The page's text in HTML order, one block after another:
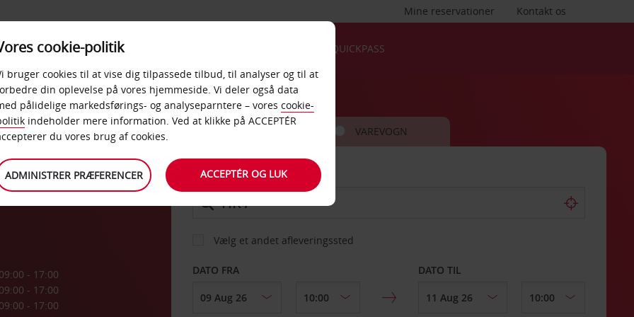
Kontakt os
Mine reservationer
PRODUKTER &
KONTORER
QUICKPASS
09:00 - 17:00
09:00 - 17:00
09:00 - 17:00
BIL VAREVOGN
AFHENT FRA
Vælg et andet afleveringssted
DATO FRA DATO TIL
cookie-politik
bruger cookies til at vise dig tilpassede tilbud, til analyser og til at
din oplevelse på vores hjemmeside. Vi deler også data
pålidelige markedsførings- og analyseparntere – vores cookie-
indeholder mere information. Ved at klikke på ACCEPTÉR
du vores brug af cookies.
ADMINISTRER PRÆFERENCER ACCEPTÉR OG LUK